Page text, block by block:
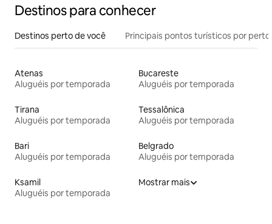
Destinos para conhecer
Destinos perto de você Principais pontos turísticos por perto
Atenas
Aluguéis por temporada
Bucareste
Aluguéis por temporada
Tirana
Aluguéis por temporada
Tessalônica
Aluguéis por temporada
Bari
Aluguéis por temporada
Belgrado
Aluguéis por temporada
Ksamil
Aluguéis por temporada
Mostrar mais